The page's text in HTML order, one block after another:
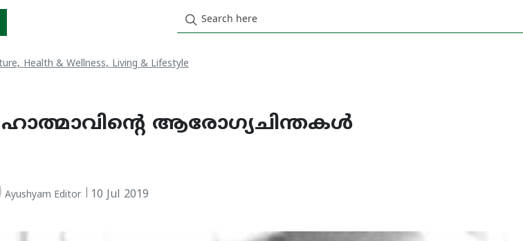
,Health & Wellness,Living & Lifestyle
ആരോഗ്യചിന്തകള്‍
Ayushyam Editor 10 Jul 2019